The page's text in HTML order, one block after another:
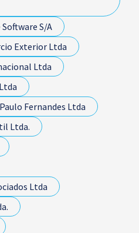
S/A
Exterior Ltda
Ltda
Fernandes Ltda
Ltda.
Ltda